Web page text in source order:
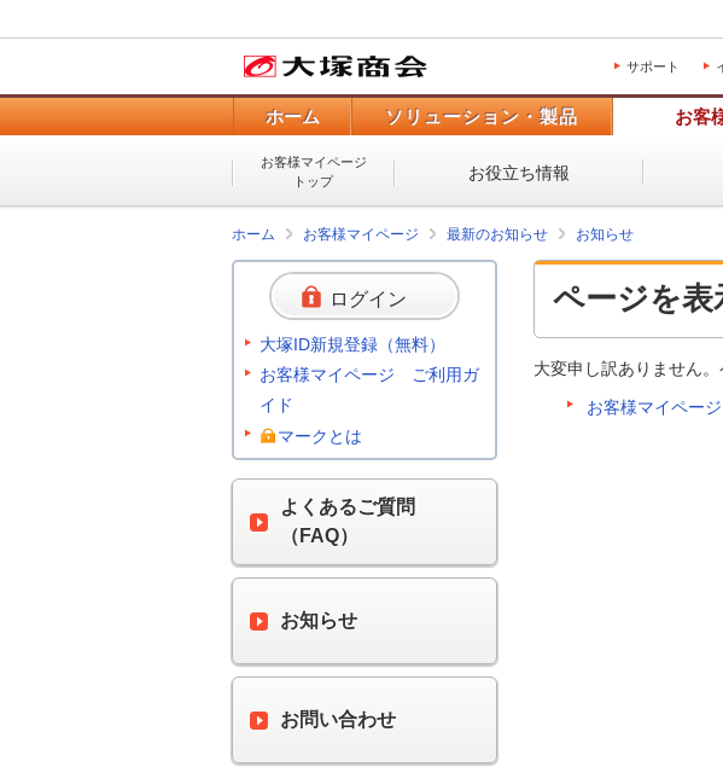
サポート
ホーム ソリューション・製品 お客
お客様マイページ
トップ
お役立ち情報
ホーム お客様マイページ 最新のお知らせ お知らせ
ページを
大変申し訳ありません
お客様マイペー
ログイン
大塚ID新規登録（無料）
お客様マイページ ご利用ガ
イド
マークとは
よくあるご質問
（FAQ）
お知らせ
お問い合わせ